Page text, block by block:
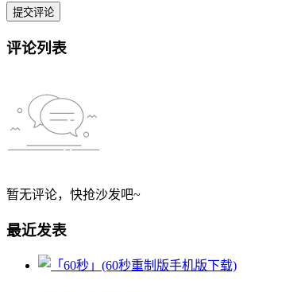
评论列表
暂无评论，快抢沙发吧~
最近发表